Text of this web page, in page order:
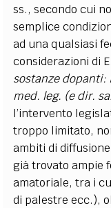
ss., secondo cui
semplice
ad una qualsiasi
considerazioni di
sostanze
med. leg. (e dir.
l’intervento
troppo limitato,
ambiti di
già trovato ampie
amatoriale, tra i
di palestre ecc.),